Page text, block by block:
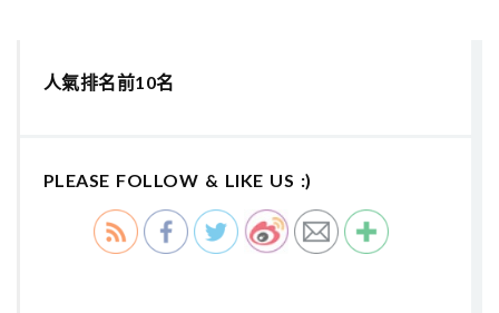
人氣排名前10名
PLEASE FOLLOW & LIKE US :)